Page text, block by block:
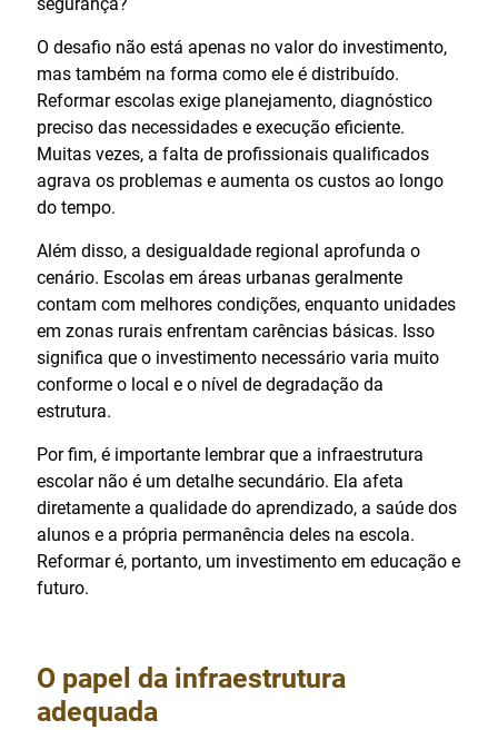
O desafio não está apenas no valor do investimento,
mas também na forma como ele é distribuído.
Reformar escolas exige planejamento, diagnóstico
preciso das necessidades e execução eficiente.
Muitas vezes, a falta de profissionais qualificados
agrava os problemas e aumenta os custos ao longo
do tempo.
Além disso, a desigualdade regional aprofunda o
cenário. Escolas em áreas urbanas geralmente
contam com melhores condições, enquanto unidades
em zonas rurais enfrentam carências básicas. Isso
significa que o investimento necessário varia muito
conforme o local e o nível de degradação da
estrutura.
Por fim, é importante lembrar que a infraestrutura
escolar não é um detalhe secundário. Ela afeta
diretamente a qualidade do aprendizado, a saúde dos
alunos e a própria permanência deles na escola.
Reformar é, portanto, um investimento em educação e
futuro.
O papel da infraestrutura
adequada